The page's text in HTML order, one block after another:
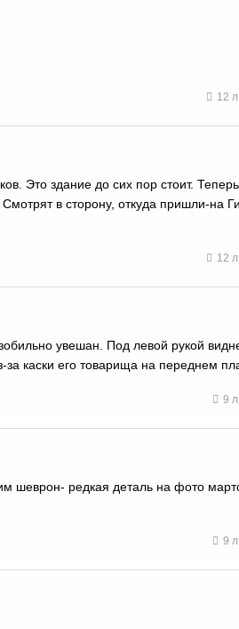
12
Это здание до сих пор стоит.
в сторону, откуда пришли-на
12
увешан. Под левой рукой
каски его товарища на переднем
9
шеврон- редкая деталь на фото
9